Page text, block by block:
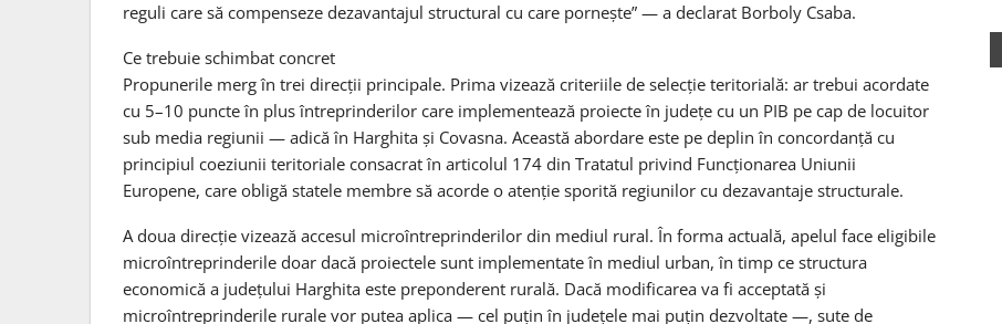
reguli care să compenseze dezavantajul structural cu care pornește” — a declarat Borboly Csaba.
Ce trebuie schimbat concret
Propunerile merg în trei direcții principale. Prima vizează criteriile de selecție teritorială: ar trebui acordate
cu 5–10 puncte în plus întreprinderilor care implementează proiecte în județe cu un PIB pe cap de locuitor
sub media regiunii — adică în Harghita și Covasna. Această abordare este pe deplin în concordanță cu
principiul coeziunii teritoriale consacrat în articolul 174 din Tratatul privind Funcționarea Uniunii
Europene, care obligă statele membre să acorde o atenție sporită regiunilor cu dezavantaje structurale.
A doua direcție vizează accesul microîntreprinderilor din mediul rural. În forma actuală, apelul face eligibile
microîntreprinderile doar dacă proiectele sunt implementate în mediul urban, în timp ce structura
economică a județului Harghita este preponderent rurală. Dacă modificarea va fi acceptată și
microîntreprinderile rurale vor putea aplica — cel puțin în județele mai puțin dezvoltate —, sute de